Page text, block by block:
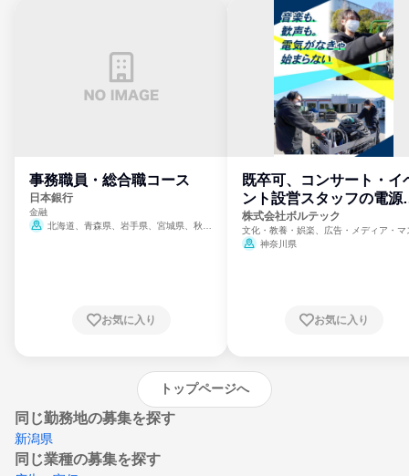
事務職員・総合職コース
日本銀行
金融
北海道、青森県、岩手県、宮城県、秋田
崎県、熊本県、大分県、宮崎県、鹿児島県、
お気に入り
既卒可、コンサート・イ
ント設営スタッフの電源
門
株式会社ボルテック
文化・教養・娯楽、広告・メディア・マ
ミ、電力・ガス・水道・エネルギー
神奈川県
お気に入り
トップページへ
同じ勤務地の募集を探す
新潟県
同じ業種の募集を探す